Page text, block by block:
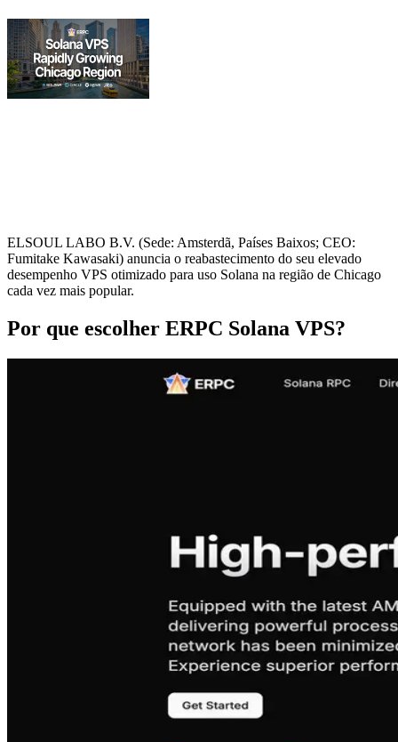
ELSOUL LABO B.V. (Sede: Amsterdã, Países Baixos; CEO:
Fumitake Kawasaki) anuncia o reabastecimento do seu elevado
desempenho VPS otimizado para uso Solana na região de Chicago
cada vez mais popular.
Por que escolher ERPC Solana VPS?